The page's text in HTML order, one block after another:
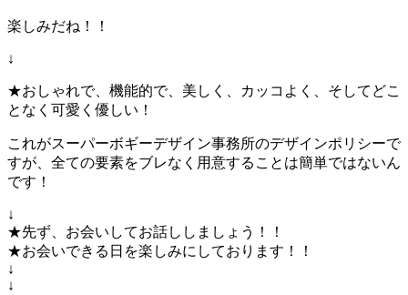
楽しみだね！！
↓
★おしゃれで、機能的で、美しく、カッコよく、そしてどこ
となく可愛く優しい！
これがスーパーボギーデザイン事務所のデザインポリシーで
すが、全ての要素をブレなく用意することは簡単ではないん
です！
↓
★先ず、お会いしてお話ししましょう！！
★お会いできる日を楽しみにしております！！
↓
↓